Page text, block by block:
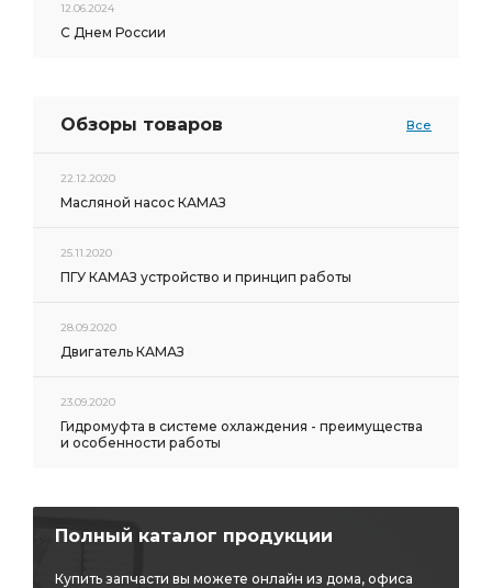
12.06.2024
С Днем России
Обзоры товаров Все
22.12.2020
Масляной насос КАМАЗ
25.11.2020
ПГУ КАМАЗ устройство и принцип работы
28.09.2020
Двигатель КАМАЗ
23.09.2020
Гидромуфта в системе охлаждения - преимущества
и особенности работы
Полный каталог продукции
Купить запчасти вы можете онлайн из дома, офиса